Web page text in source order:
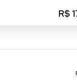
R$